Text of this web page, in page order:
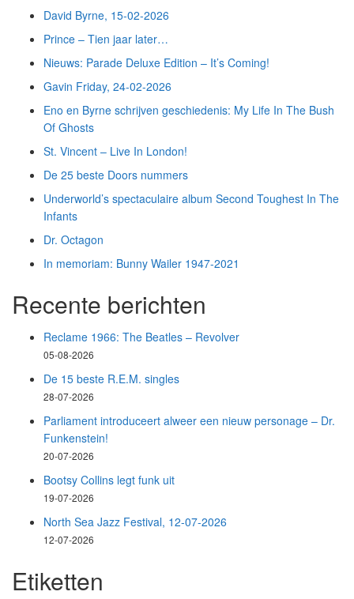
David Byrne, 15-02-2026
Prince – Tien jaar later…
Nieuws: Parade Deluxe Edition – It’s Coming!
Gavin Friday, 24-02-2026
Eno en Byrne schrijven geschiedenis: My Life In The Bush
Of Ghosts
St. Vincent – Live In London!
De 25 beste Doors nummers
Underworld’s spectaculaire album Second Toughest In The
Infants
Dr. Octagon
In memoriam: Bunny Wailer 1947-2021
Recente berichten
Reclame 1966: The Beatles – Revolver
05-08-2026
De 15 beste R.E.M. singles
28-07-2026
Parliament introduceert alweer een nieuw personage – Dr.
Funkenstein!
20-07-2026
Bootsy Collins legt funk uit
19-07-2026
North Sea Jazz Festival, 12-07-2026
12-07-2026
Etiketten